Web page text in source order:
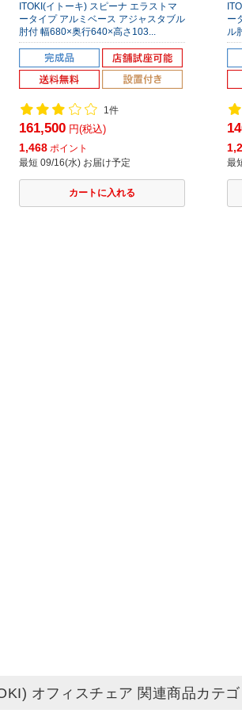
ITOKI(イトーキ) スピーナ エラストマ
ータイプ アルミベース アジャスタブル
肘付 幅680×奥行640×高さ103...
1件
161,500円(税込)
1,468 ポイント
最短 09/16(水) お届け予定
ー
ル
最
オフィスチェア 関連商品カテゴ